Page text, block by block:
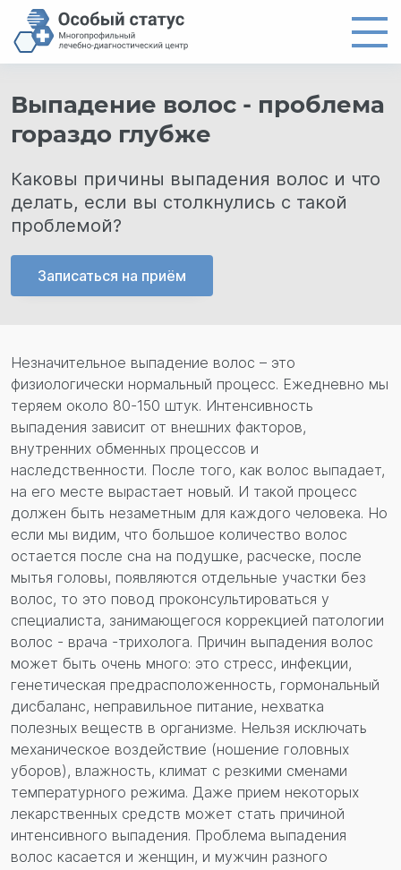
Врачи
Перезвонить вам?
Выпадение волос - проблема
гораздо глубже
Каковы причины выпадения волос и что
делать, если вы столкнулись с такой
проблемой?
Записаться на приём
Незначительное выпадение волос – это
физиологически нормальный процесс. Ежедневно мы
теряем около 80-150 штук. Интенсивность
выпадения зависит от внешних факторов,
внутренних обменных процессов и
наследственности. После того, как волос выпадает,
на его месте вырастает новый. И такой процесс
должен быть незаметным для каждого человека. Но
если мы видим, что большое количество волос
остается после сна на подушке, расческе, после
мытья головы, появляются отдельные участки без
волос, то это повод проконсультироваться у
специалиста, занимающегося коррекцией патологии
волос - врача -трихолога. Причин выпадения волос
может быть очень много: это стресс, инфекции,
генетическая предрасположенность, гормональный
дисбаланс, неправильное питание, нехватка
полезных веществ в организме. Нельзя исключать
механическое воздействие (ношение головных
уборов), влажность, климат с резкими сменами
температурного режима. Даже прием некоторых
лекарственных средств может стать причиной
интенсивного выпадения. Проблема выпадения
волос касается и женщин, и мужчин разного